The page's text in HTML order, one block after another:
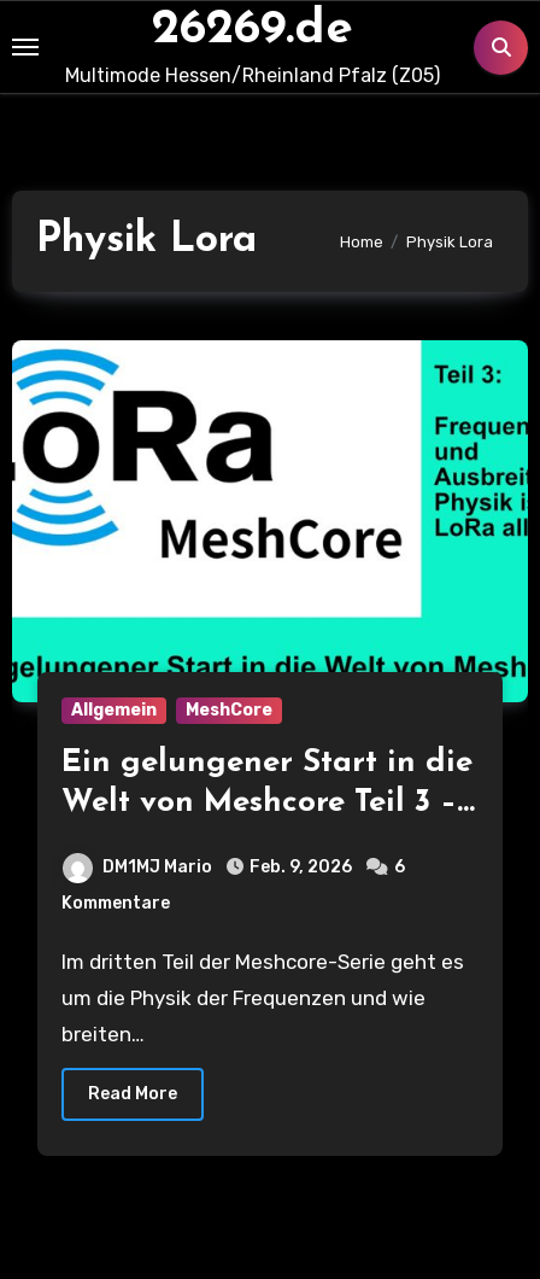
to
content
26269.de
Multimode Hessen/Rheinland Pfalz (Z05)
Physik Lora Home Physik Lora
Allgemein MeshCore
Ein gelungener Start in die
Welt von Meshcore Teil 3 –
Ausbreitung – Physik ist
DM1MJ Mario Feb. 9, 2026
6
Kommentare
Im dritten Teil der Meshcore-Serie geht es
um die Physik der Frequenzen und wie
breiten…
Read More